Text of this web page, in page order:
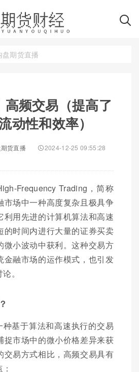
盘期货直播
频交易（提高了
动性和效率）
货直播 2024-12-25 09:55:28
Frequency Trading，简称
市场中一种高度复杂且极具争
利用先进的计算机算法和高速
的时间内进行大量的证券买卖
微小波动中获利。这种交易方
金融市场的运作模式，也引发
。
种基于算法和高速执行的交易
捉市场中的微小价格差异来获
交易方式相比，高频交易具有